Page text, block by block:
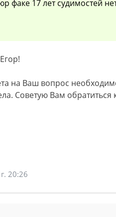
факе 17 лет судимостей
на Ваш вопрос
Советую Вам обратиться
20:26